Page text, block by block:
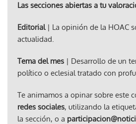
Las secciones abiertas a tu
Editorial| La opinión de la HOAC
actualidad.
Tema del mes | Desarrollo de un
político o eclesial tratado con
Te animamos a opinar sobre este
redes sociales, utilizando la
la sección, o a